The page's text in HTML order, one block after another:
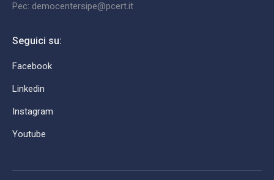
Pec: democentersipe@pcert.it
Seguici su:
Facebook
Linkedin
Instagram
Youtube